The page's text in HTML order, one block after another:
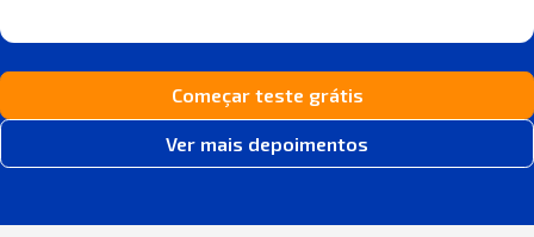
Começar teste grátis
Ver mais depoimentos